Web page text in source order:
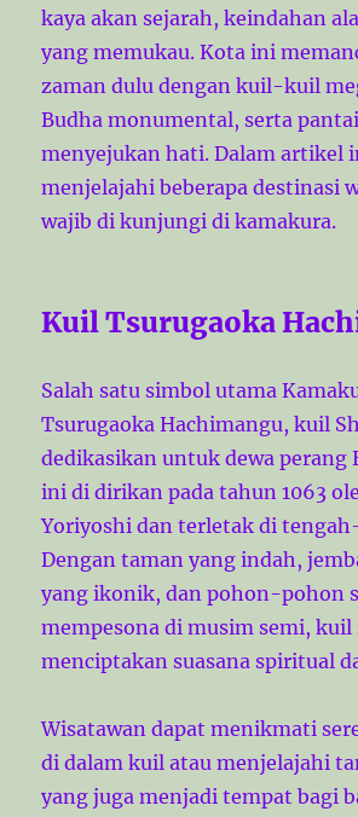
kaya akan sejarah, keindahan
yang memukau. Kota ini
zaman dulu dengan kuil-kuil
Budha monumental, serta
menyejukan hati. Dalam artikel
menjelajahi beberapa destinasi
wajib di kunjungi di kamakura.
Kuil Tsurugaoka
Salah satu simbol utama
Tsurugaoka Hachimangu, kuil
dedikasikan untuk dewa perang
ini di dirikan pada tahun 1063
Yoriyoshi dan terletak di
Dengan taman yang indah,
yang ikonik, dan pohon-pohon
mempesona di musim semi,
menciptakan suasana spiritual
Wisatawan dapat menikmati
di dalam kuil atau menjelajahi
yang juga menjadi tempat bagi